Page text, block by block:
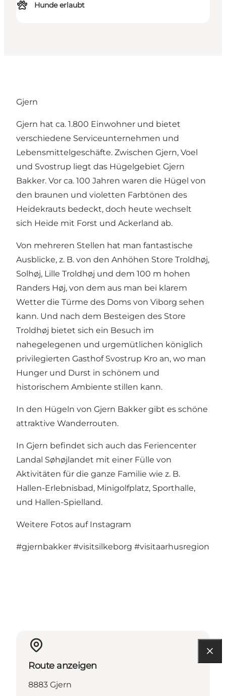
Hunde erlaubt
Gjern
Gjern hat ca. 1.800 Einwohner und bietet
verschiedene Serviceunternehmen und
Lebensmittelgeschäfte. Zwischen Gjern, Voel
und Svostrup liegt das Hügelgebiet Gjern
Bakker. Vor ca. 100 Jahren waren die Hügel von
den braunen und violetten Farbtönen des
Heidekrauts bedeckt, doch heute wechselt
sich Heide mit Forst und Ackerland ab.
Von mehreren Stellen hat man fantastische
Ausblicke, z. B. von den Anhöhen Store Troldhøj,
Solhøj, Lille Troldhøj und dem 100 m hohen
Randers Høj, von dem aus man bei klarem
Wetter die Türme des Doms von Viborg sehen
kann. Und nach dem Besteigen des Store
Troldhøj bietet sich ein Besuch im
nahegelegenen und urgemütlichen königlich
privilegierten Gasthof Svostrup Kro an, wo man
Hunger und Durst in schönem und
historischem Ambiente stillen kann.
In den Hügeln von Gjern Bakker gibt es schöne
attraktive Wanderrouten.
In Gjern befindet sich auch das Feriencenter
Landal Søhøjlandet mit einer Fülle von
Aktivitäten für die ganze Familie wie z. B.
Hallen-Erlebnisbad, Minigolfplatz, Sporthalle,
und Hallen-Spielland.
Weitere Fotos auf Instagram
#gjernbakker #visitsilkeborg #visitaarhusregion
Route anzeigen
8883 Gjern